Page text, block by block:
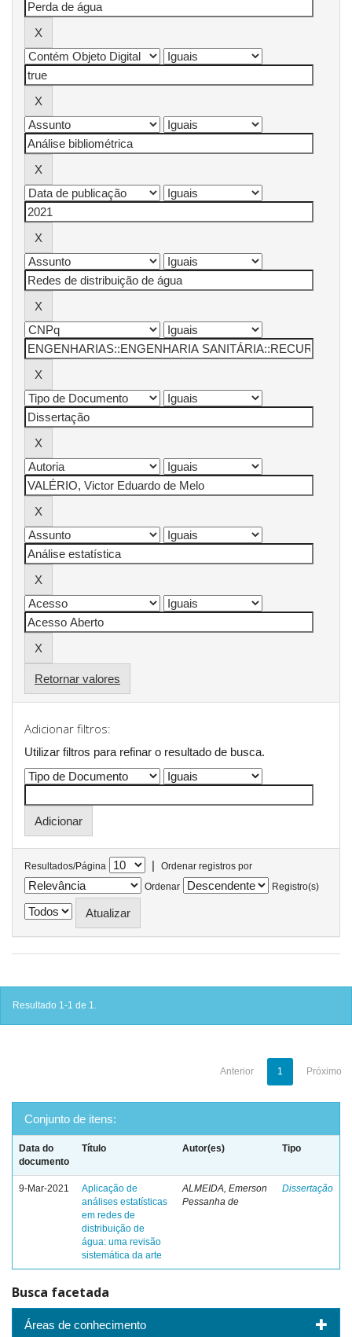
Retornar valores
Adicionar filtros:
Utilizar filtros para refinar o resultado de busca.
Resultados/Página |
Ordenar registros por
Ordenar
Registro(s)
Resultado 1-1 de 1.
Anterior 1 Próximo
Conjunto de itens:
Data do
documento
Título Autor(es) Tipo
9-Mar-2021
Aplicação de
análises estatísticas
em redes de
distribuição de
água: uma revisão
sistemática da arte
ALMEIDA, Emerson
Pessanha de
Dissertação
Busca facetada
Áreas de conhecimento